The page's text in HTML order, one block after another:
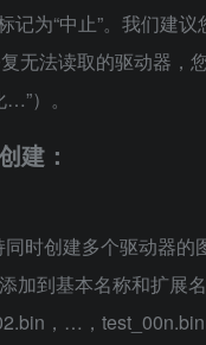
记为“中止”。我们建
无法读取的驱动器
）。
建：
时创建多个驱动器
加到基本名称和扩展
，…，